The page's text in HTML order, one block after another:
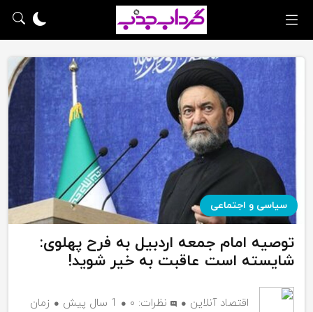
سیاسی و اجتماعی
توصیه امام جمعه اردبیل به فرح پهلوی:
شایسته است عاقبت به خیر شوید!
اقتصاد آنلاین نظرات: ۰ 1 سال پیش
زمان